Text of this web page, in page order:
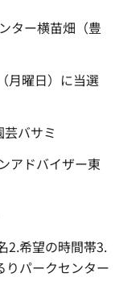
ター横苗畑（豊
月曜日）に当選
バサミ
アドバイザー東
2.希望の時間帯3.
りパークセンター